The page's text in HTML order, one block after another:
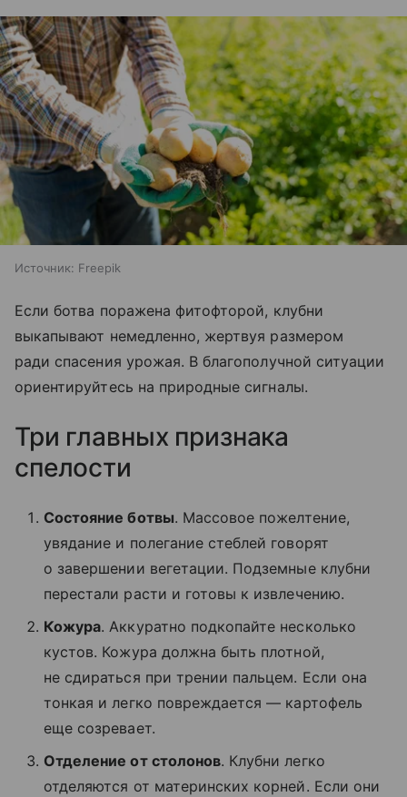
Источник: Freepik
Если ботва поражена фитофторой, клубни
выкапывают немедленно, жертвуя размером
ради спасения урожая. В благополучной ситуации
ориентируйтесь на природные сигналы.
Три главных признака
спелости
Состояние ботвы. Массовое пожелтение,
увядание и полегание стеблей говорят
о завершении вегетации. Подземные клубни
перестали расти и готовы к извлечению.
Кожура. Аккуратно подкопайте несколько
кустов. Кожура должна быть плотной,
не сдираться при трении пальцем. Если она
тонкая и легко повреждается — картофель
еще созревает.
Отделение от столонов. Клубни легко
отделяются от материнских корней. Если они